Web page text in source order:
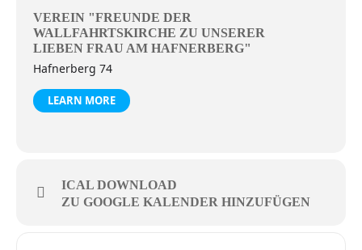
VEREIN "FREUNDE DER
WALLFAHRTSKIRCHE ZU UNSERER
LIEBEN FRAU AM HAFNERBERG"
Hafnerberg 74
LEARN MORE
ICAL DOWNLOAD
ZU GOOGLE KALENDER HINZUFÜGEN